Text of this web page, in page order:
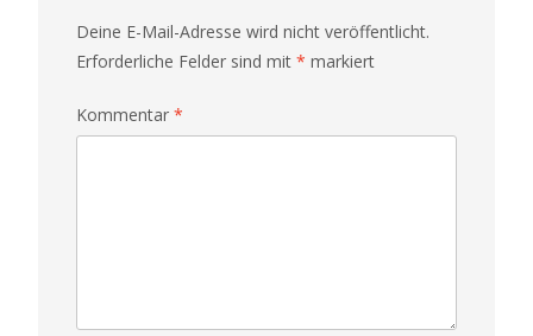
Deine E-Mail-Adresse wird nicht veröffentlicht.
Erforderliche Felder sind mit * markiert
Kommentar *